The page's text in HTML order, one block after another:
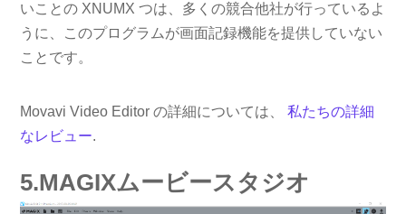
いことの XNUMX つは、多くの競合他社が行っているよ
うに、このプログラムが画面記録機能を提供していない
ことです。
Movavi Video Editor の詳細については、私たちの詳細
なレビュー.
5.MAGIXムービースタジオ